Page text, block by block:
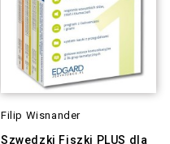
Filip Wisnander
Szwedzki Fiszki PLUS dla